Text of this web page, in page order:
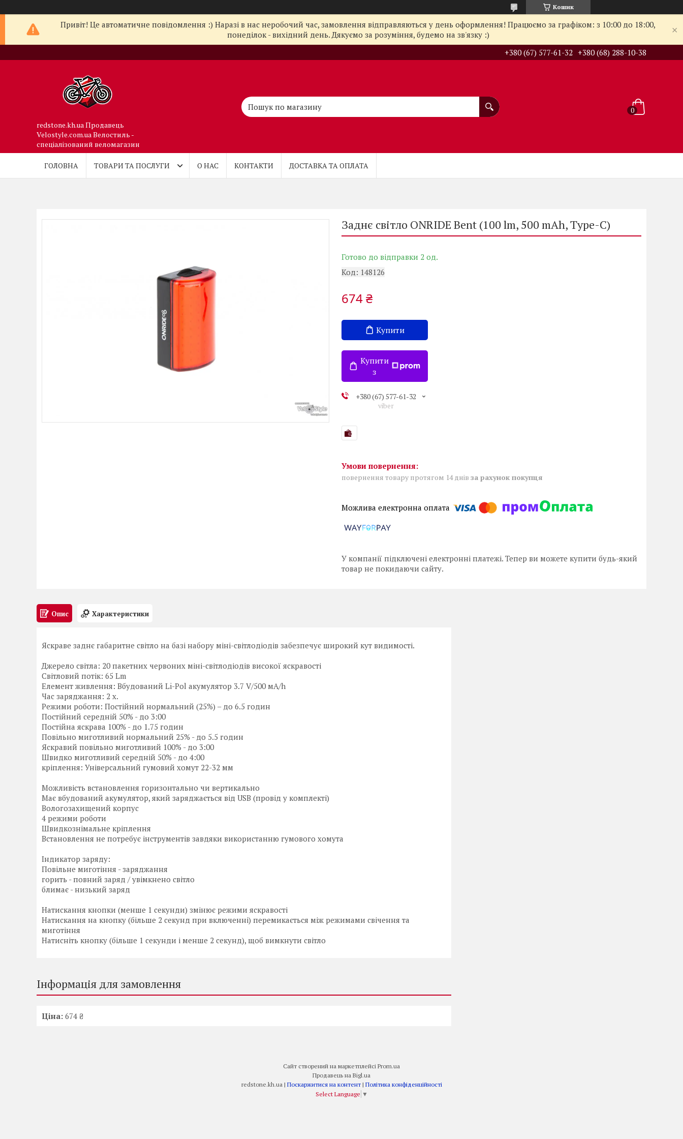
Кошик
Привіт! Це автоматичне повідомлення :) Наразі в нас неробочий час, замовлення відправляються у день оформлення! Працюємо за графіком: з 10:00 до 18:00,
понеділок - вихідний день. Дякуємо за розуміння, будемо на зв'язку :)
+380 (67) 577-61-32 +380 (68) 288-10-38
redstone.kh.ua Продавець
Velostyle.com.ua Велостиль -
спеціалізований веломагазин
ГОЛОВНА ТОВАРИ ТА ПОСЛУГИ О НАС КОНТАКТИ ДОСТАВКА ТА ОПЛАТА
Заднє світло ONRIDE Bent (100 lm, 500 mAh, Type-C)
Готово до відправки 2 од.
Код: 148126
674 ₴
Купити
Купити
з
+380 (67) 577-61-32
viber
повернення товару протягом 14 днів за рахунок покупця
У компанії підключені електронні платежі. Тепер ви можете купити будь-який
товар не покидаючи сайту.
Опис Характеристики
Яскраве заднє габаритне світло на базі набору міні-світлодіодів забезпечує широкий кут видимості.
Джерело світла: 20 пакетних червоних міні-світлодіодів високої яскравості
Світловий потік: 65 Lm
Елемент живлення: Вбудований Li-Pol акумулятор 3.7 V/500 мА/h
Час заряджання: 2 x.
Режими роботи: Постійний нормальний (25%) – до 6.5 годин
Постійний середній 50% - до 3:00
Постійна яскрава 100% - до 1.75 годин
Повільно миготливий нормальний 25% - до 5.5 годин
Яскравий повільно миготливий 100% - до 3:00
Швидко миготливий середній 50% - до 4:00
кріплення: Універсальний гумовий хомут 22-32 мм
Можливість встановлення горизонтально чи вертикально
Має вбудований акумулятор, який заряджається від USB (провід у комплекті)
Вологозахищений корпус
4 режими роботи
Швидкознімальне кріплення
Встановлення не потребує інструментів завдяки використанню гумового хомута
Індикатор заряду:
Повільне миготіння - заряджання
горить - повний заряд / увімкнено світло
блимає - низький заряд
Натискання кнопки (менше 1 секунди) змінює режими яскравості
Натискання на кнопку (більше 2 секунд при включенні) перемикається між режимами свічення та
миготіння
Натисніть кнопку (більше 1 секунди і менше 2 секунд), щоб вимкнути світло
Інформація для замовлення
Ціна: 674 ₴
Сайт створений на маркетплейсі Prom.ua
Продавець на Bigl.ua
redstone.kh.ua | Поскаржитися на контент | Політика конфіденційності
Select Language ▼